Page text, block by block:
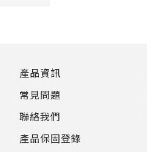
產品資訊
常見問題
聯絡我們
產品保固登錄